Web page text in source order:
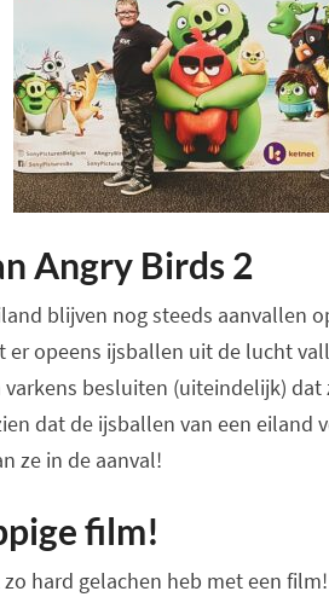
Angry Birds 2
blijven nog steeds aanvallen
er opeens ijsballen uit de lucht
besluiten (uiteindelijk)
dat de ijsballen van een eiland
ze in de aanval!
film!
hard gelachen heb met een